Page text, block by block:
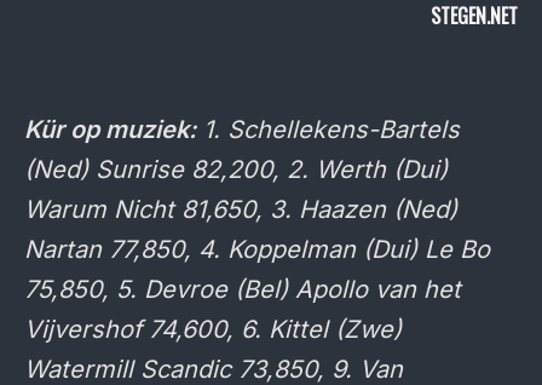
STEGEN.NET
Kür op muziek:1. Schellekens-Bartels
(Ned) Sunrise 82,200, 2. Werth (Dui)
Warum Nicht 81,650, 3. Haazen (Ned)
Nartan 77,850, 4. Koppelman (Dui) Le Bo
75,850, 5. Devroe (Bel) Apollo van het
Vijvershof 74,600, 6. Kittel (Zwe)
Watermill Scandic 73,850, 9. Van